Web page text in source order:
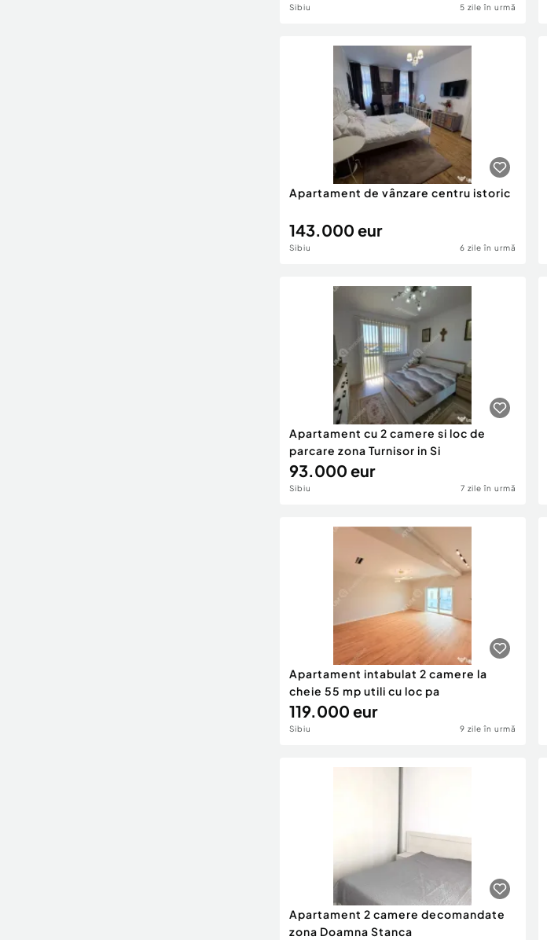
Sibiu 5 zile în urmă
Apartament de vânzare centru istoric
143.000 eur
Sibiu 6 zile în urmă
Apartament cu 2 camere si loc de
parcare zona Turnisor in Si
93.000 eur
Sibiu 7 zile în urmă
Apartament intabulat 2 camere la
cheie 55 mp utili cu loc pa
119.000 eur
Sibiu 9 zile în urmă
Apartament 2 camere decomandate
zona Doamna Stanca